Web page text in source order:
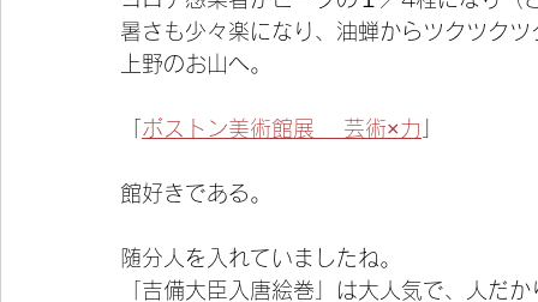
暑さも少々楽になり、油蝉からツクツク
上野のお山へ。
ボストン美術館展　 芸術×力
館好きである。
随分人を入れていましたね。
「吉備大臣入唐絵巻」は大人気で、人だか